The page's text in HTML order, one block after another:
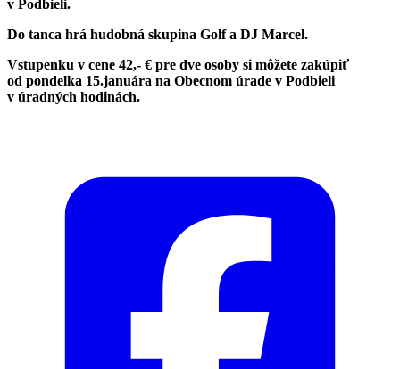
v Podbieli.
Do tanca hrá hudobná skupina Golf a DJ Marcel.
Vstupenku v cene 42,- € pre dve osoby si môžete zakúpiť
od pondelka 15.januára na Obecnom úrade v Podbieli
v úradných hodinách.